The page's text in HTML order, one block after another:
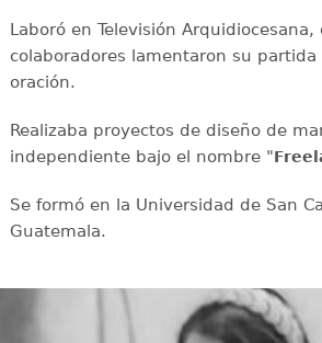
Laboró en Televisión Arquidiocesana,
colaboradores lamentaron su
oración.
Realizaba proyectos de diseño de
independiente bajo el nombre "
Se formó en la Universidad de San
Guatemala.